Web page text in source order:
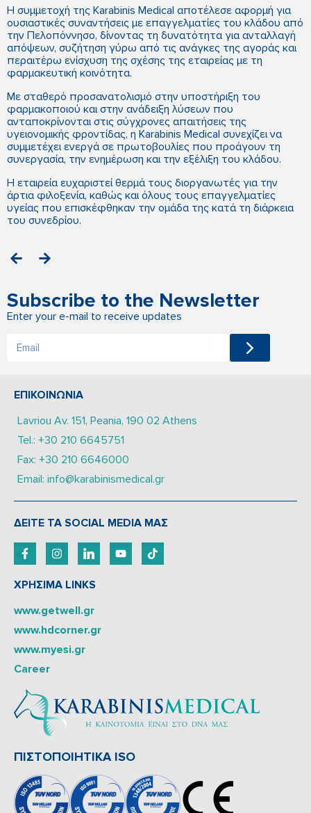
Η συμμετοχή της Karabinis Medical αποτέλεσε αφορμή για
ουσιαστικές συναντήσεις με επαγγελματίες του κλάδου από
την Πελοπόννησο, δίνοντας τη δυνατότητα για ανταλλαγή
απόψεων, συζήτηση γύρω από τις ανάγκες της αγοράς και
περαιτέρω ενίσχυση της σχέσης της εταιρείας με τη
φαρμακευτική κοινότητα.
Με σταθερό προσανατολισμό στην υποστήριξη του
φαρμακοποιού και στην ανάδειξη λύσεων που
ανταποκρίνονται στις σύγχρονες απαιτήσεις της
υγειονομικής φροντίδας, η Karabinis Medical συνεχίζει να
συμμετέχει ενεργά σε πρωτοβουλίες που προάγουν τη
συνεργασία, την ενημέρωση και την εξέλιξη του κλάδου.
Η εταιρεία ευχαριστεί θερμά τους διοργανωτές για την
άρτια φιλοξενία, καθώς και όλους τους επαγγελματίες
υγείας που επισκέφθηκαν την ομάδα της κατά τη διάρκεια
του συνεδρίου.
Subscribe to the Newsletter
Enter your e-mail to receive updates
ΕΠΙΚΟΙΝΩΝΙΑ
Lavriou Av. 151, Peania, 190 02 Athens
Tel.: +30 210 6645751
Fax: +30 210 6646000
Email: info@karabinismedical.gr
ΔEITE TA SOCIAL MEDIA ΜΑΣ
ΧΡΗΣΙΜΑ LINKS
www.getwell.gr
www.hdcorner.gr
www.myesi.gr
Career
ΠΙΣΤΟΠΟΙΗΤΙΚΑ ISO